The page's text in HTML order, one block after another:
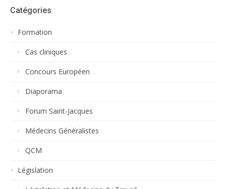
Catégories
Formation
Cas cliniques
Concours Européen
Diaporama
Forum Saint-Jacques
Médecins Généralistes
QCM
Législation